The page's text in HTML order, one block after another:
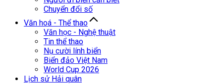
Chuyển đổi số
Văn hoá - Thể thao
Văn học - Nghệ thuật
Tin thể thao
Nụ cười lính biển
Biển đảo Việt Nam
World Cup 2026
Lịch sử Hải quân